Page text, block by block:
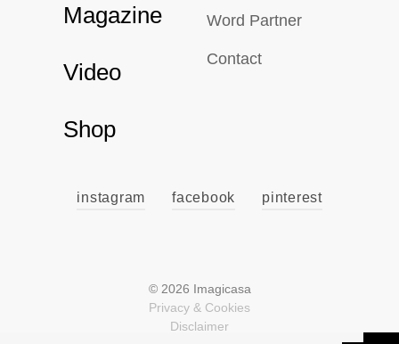
Magazine
Video
Shop
Word Partner
Contact
instagram facebook pinterest
© 2026 Imagicasa
Privacy & Cookies
Disclaimer